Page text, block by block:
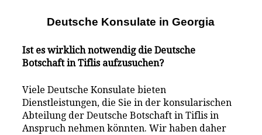
Deutsche Konsulate in Georgia
Ist es wirklich notwendig die Deutsche
Botschaft in Tiflis aufzusuchen?
Viele Deutsche Konsulate bieten
Dienstleistungen, die Sie in der konsularischen
Abteilung der Deutsche Botschaft in Tiflis in
Anspruch nehmen könnten. Wir haben daher